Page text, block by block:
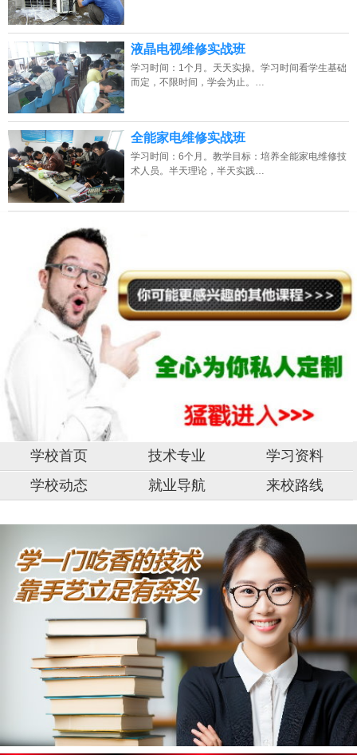
液晶电视维修实战班
学习时间：1个月。天天实操。学习时间看学生基础
而定，不限时间，学会为止。…
全能家电维修实战班
学习时间：6个月。教学目标：培养全能家电维修技
术人员。半天理论，半天实践…
学校首页 技术专业
学习资料
学校动态
就业导航 来校路线
原
湖
南